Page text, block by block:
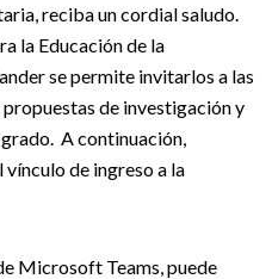
reciba un cordial saludo.
la Educación de la
se permite invitarlos a las
de investigación y
A continuación,
de ingreso a la
Microsoft Teams, puede